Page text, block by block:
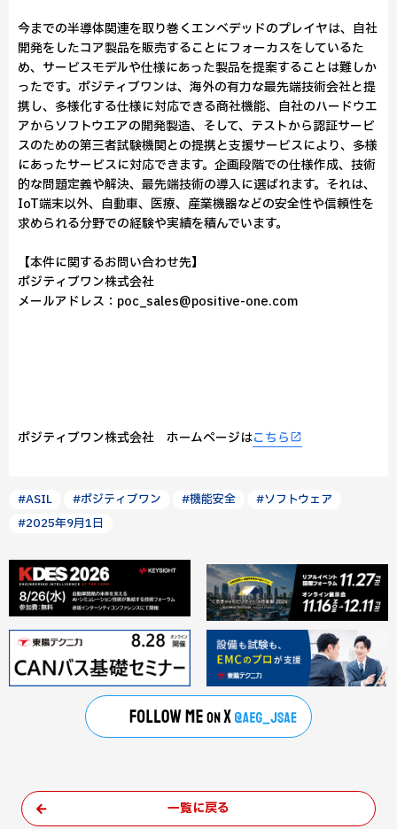
今までの半導体関連を取り巻くエンベデッドのプレイヤは、自社
開発をしたコア製品を販売することにフォーカスをしているた
め、サービスモデルや仕様にあった製品を提案することは難しか
ったです。ポジティブワンは、海外の有力な最先端技術会社と提
携し、多様化する仕様に対応できる商社機能、自社のハードウエ
アからソフトウエアの開発製造、そして、テストから認証サービ
スのための第三者試験機関との提携と支援サービスにより、多様
にあったサービスに対応できます。企画段階での仕様作成、技術
的な問題定義や解決、最先端技術の導入に選ばれます。それは、
IoT端末以外、自動車、医療、産業機器などの安全性や信頼性を
求められる分野での経験や実績を積んでいます。
【本件に関するお問い合わせ先】
ポジティブワン株式会社
メールアドレス：poc_sales@positive-one.com
ポジティブワン株式会社 ホームページはこちら
#ASIL #ポジティブワン #機能安全
#ソフトウェア
#2025年9月1日
一覧に戻る